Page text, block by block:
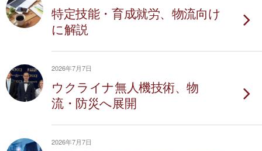
特定技能・育成就労、物流向け
に解説
2026年7月7日
ウクライナ無人機技術、物
流・防災へ展開
2026年7月7日